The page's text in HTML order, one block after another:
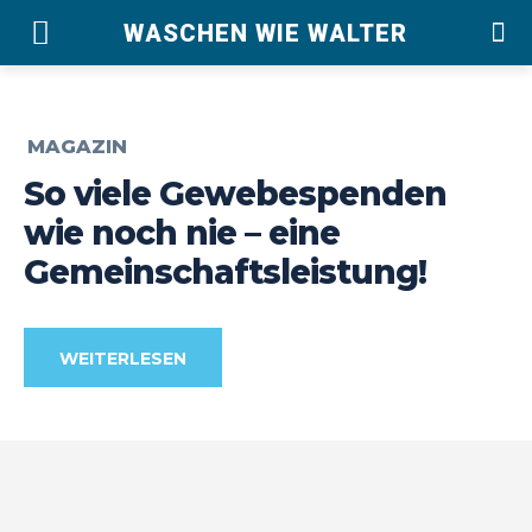
WASCHEN WIE WALTER
MAGAZIN
So viele Gewebespenden
wie noch nie – eine
Gemeinschaftsleistung!
WEITERLESEN